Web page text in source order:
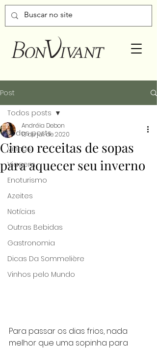
Post
Todos posts
Vinhos
Viagem
Enoturismo
Azeites
Notícias
Outras Bebidas
Gastronomia
Dicas Da Sommelière
Vinhos pelo Mundo
Todos posts
Cinco receitas de sopas
para aquecer seu inverno
Andréia Debon
13 de jul. de 2020
Para passar os dias frios, nada
melhor que uma sopinha para